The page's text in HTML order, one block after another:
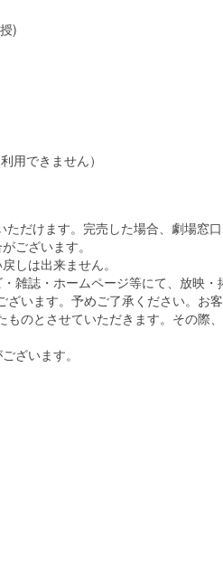
)
用できません）
だけます。完売した場合、劇場窓
ございます。
しは出来ません。
誌・ホームページ等にて、放映・
います。予めご了承ください。お
のとさせていただきます。その際
ざいます。